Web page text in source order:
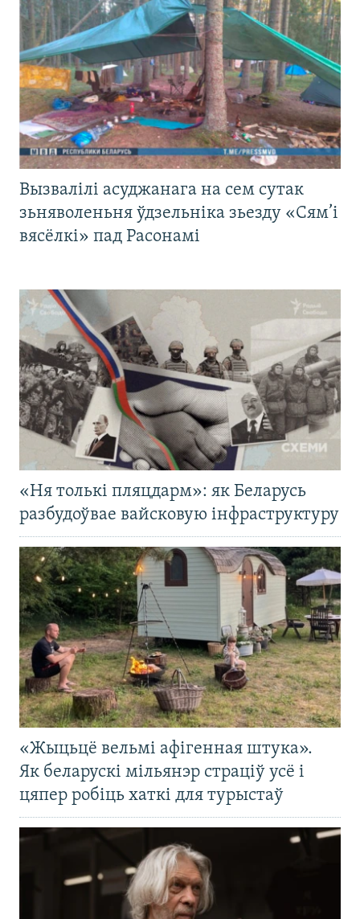
Вызвалілі асуджанага на сем сутак
зьняволеньня ўдзельніка зьезду «Сям’і
вясёлкі» пад Расонамі
«Ня толькі пляцдарм»: як Беларусь
разбудоўвае вайсковую інфраструктуру
«Жыцьцё вельмі афігенная штука».
Як беларускі мільянэр страціў усё і
цяпер робіць хаткі для турыстаў